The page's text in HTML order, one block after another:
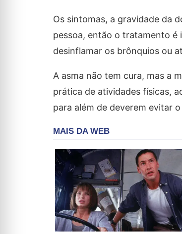
Os sintomas, a gravidade da
pessoa, então o tratamento é
desinflamar os brônquios ou
A asma não tem cura, mas a
prática de atividades físicas,
para além de deverem evitar